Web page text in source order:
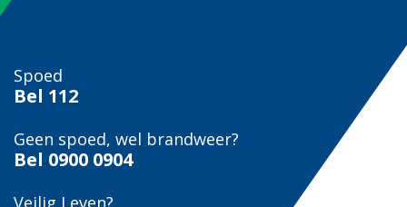
Spoed
Bel 112
Geen spoed, wel brandweer?
Bel 0900 0904
Veilig Leven?